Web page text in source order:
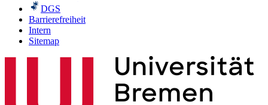
DGS
Barrierefreiheit
Intern
Sitemap